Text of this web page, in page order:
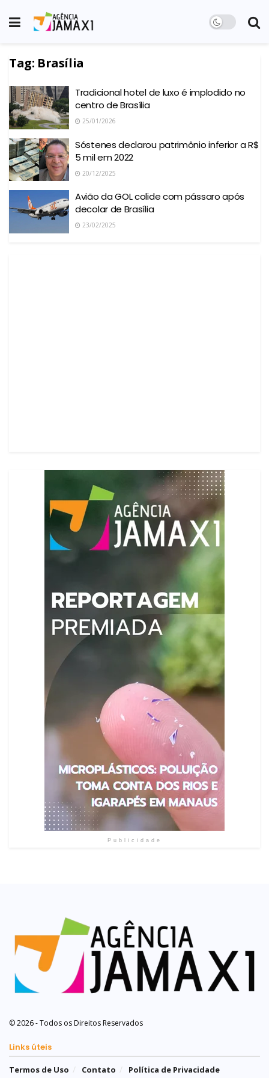
Tag: Brasília
Tradicional hotel de luxo é implodido no
centro de Brasília
25/01/2026
Sóstenes declarou patrimônio inferior a R$
5 mil em 2022
20/12/2025
Avião da GOL colide com pássaro após
decolar de Brasília
23/02/2025
Publicidade
© 2026 - Todos os Direitos Reservados
Links úteis
Termos de Uso Contato Política de Privacidade